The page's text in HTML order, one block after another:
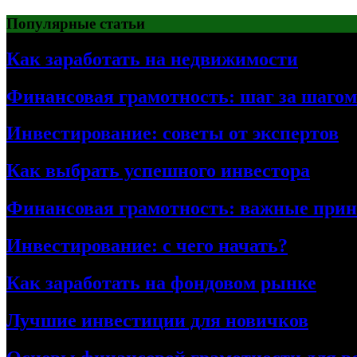
Перейти
к
содержимому
Популярные статьи
Как заработать на недвижимости
Финансовая грамотность: шаг за шагом
Инвестирование: советы от экспертов
Как выбрать успешного инвестора
Финансовая грамотность: важные
Инвестирование: с чего начать?
Как заработать на фондовом рынке
Лучшие инвестиции для новичков